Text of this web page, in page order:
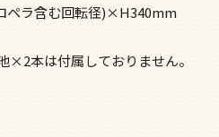
ペラ含む回転径)×H340mm
本は付属しておりません。